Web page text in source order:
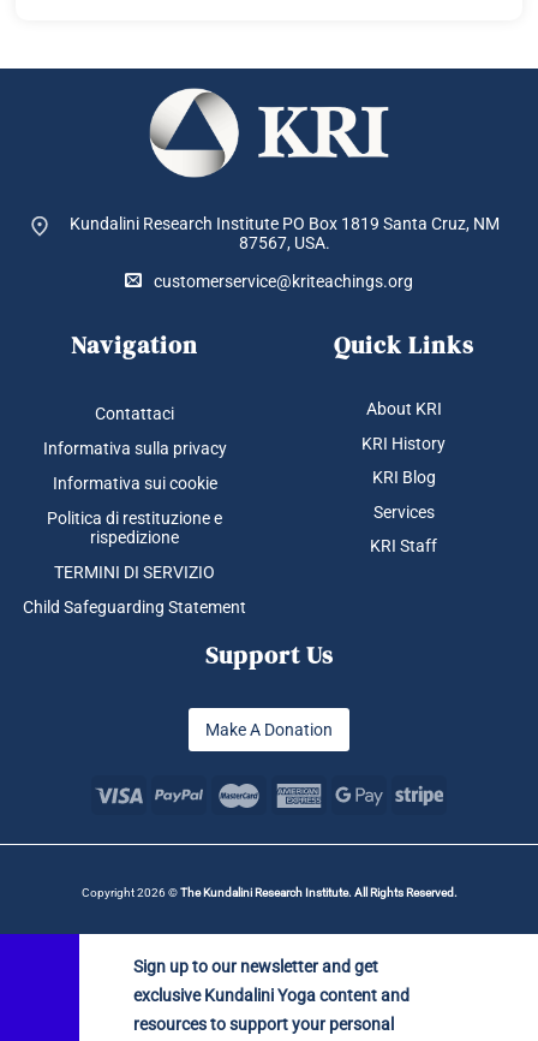
Kundalini Research Institute PO Box 1819 Santa Cruz, NM
87567, USA.
customerservice@kriteachings.org
Navigation
Contattaci
Informativa sulla privacy
Informativa sui cookie
Politica di restituzione e
rispedizione
TERMINI DI SERVIZIO
Child Safeguarding Statement
Quick Links
About KRI
KRI History
KRI Blog
Services
KRI Staff
Support Us
Make A Donation
Copyright 2026 ©The Kundalini Research Institute. All Rights Reserved.
Sign up to our newsletter and get
exclusive Kundalini Yoga content and
resources to support your personal